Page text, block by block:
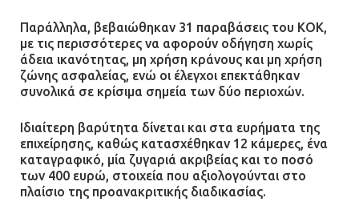
Παράλληλα, βεβαιώθηκαν 31 παραβάσεις του ΚΟΚ,
με τις περισσότερες να αφορούν οδήγηση χωρίς
άδεια ικανότητας, μη χρήση κράνους και μη χρήση
ζώνης ασφαλείας, ενώ οι έλεγχοι επεκτάθηκαν
συνολικά σε κρίσιμα σημεία των δύο περιοχών.
Ιδιαίτερη βαρύτητα δίνεται και στα ευρήματα της
επιχείρησης, καθώς κατασχέθηκαν 12 κάμερες, ένα
καταγραφικό, μία ζυγαριά ακριβείας και το ποσό
των 400 ευρώ, στοιχεία που αξιολογούνται στο
πλαίσιο της προανακριτικής διαδικασίας.